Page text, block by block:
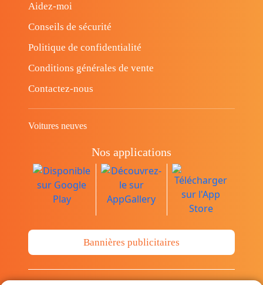
Aidez-moi
Conseils de sécurité
Politique de confidentialité
Conditions générales de vente
Contactez-nous
Voitures neuves
Nos applications
Bannières publicitaires